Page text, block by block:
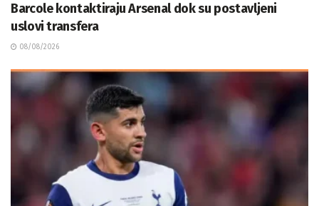
Barcole kontaktiraju Arsenal dok su postavljeni
uslovi transfera
08/08/2026